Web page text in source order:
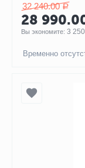
32 240.00 Р
28
Вы экономите: 3
Временно